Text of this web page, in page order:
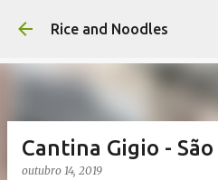
Pular para o
Rice and Noodles
Cantina Gigio -
outubro 14, 2019